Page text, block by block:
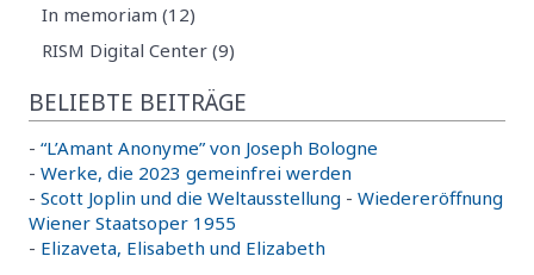
In memoriam (12)
RISM Digital Center (9)
BELIEBTE BEITRÄGE
- “L’Amant Anonyme” von Joseph Bologne
- Werke, die 2023 gemeinfrei werden
- Scott Joplin und die Weltausstellung - Wiedereröffnung
Wiener Staatsoper 1955
- Elizaveta, Elisabeth und Elizabeth